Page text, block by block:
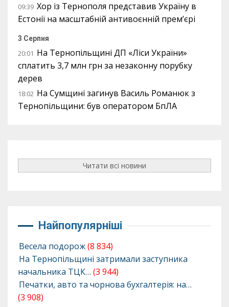
09:39 Хор із Тернополя представив Україну в
Естонії на масштабній антивоєнній прем’єрі
3 Серпня
20:01 На Тернопільщині ДП «Ліси України»
сплатить 3,7 млн грн за незаконну порубку
дерев
18:02 На Сумщині загинув Василь Романюк з
Тернопільщини: був оператором БпЛА
Читати всі новини
Найпопулярніші
Весела подорож(8 834)
На Тернопільщині затримали заступника
начальника ТЦК… (3 944)
Печатки, авто та чорнова бухгалтерія: на…
(3 908)